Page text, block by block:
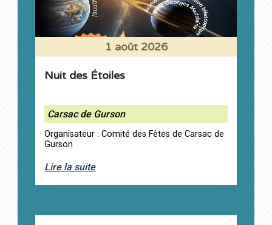
1 août 2026
Nuit des Étoiles
Carsac de Gurson
Organisateur : Comité des Fêtes de Carsac de
Gurson
Lire la suite